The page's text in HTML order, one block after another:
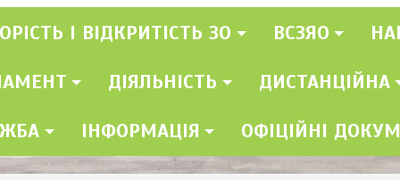
І ВІДКРИТІСТЬ ЗО ВСЗЯО
ДІЯЛЬНІСТЬ ДИСТАНЦІЙНА
ІНФОРМАЦІЯ ОФІЦІЙНІ